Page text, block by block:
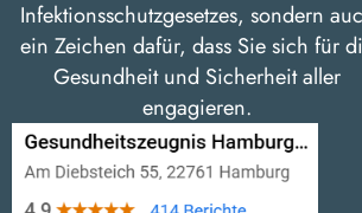
Infektionsschutzgesetzes, sondern
ein Zeichen dafür, dass Sie sich für
Gesundheit und Sicherheit aller
engagieren.